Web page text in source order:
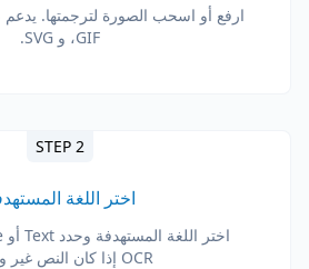
GIF، و SVG.
STEP 2
اختر اللغة
OCR إذا كان النص غير واضح.